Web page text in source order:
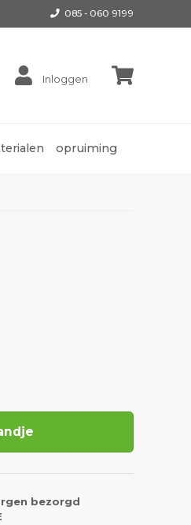
085 - 060 9199
Inloggen
opruiming
bezorgd